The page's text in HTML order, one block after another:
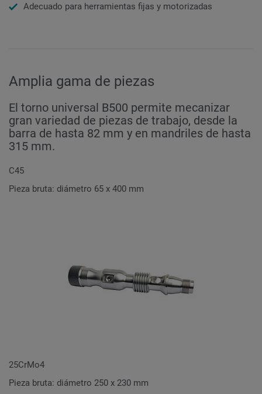
Adecuado para herramientas fijas y motorizadas
Amplia gama de piezas
El torno universal B500 permite mecanizar
gran variedad de piezas de trabajo, desde la
barra de hasta 82 mm y en mandriles de hasta
315 mm.
C45
Pieza bruta: diámetro 65 x 400 mm
25CrMo4
Pieza bruta: diámetro 250 x 230 mm